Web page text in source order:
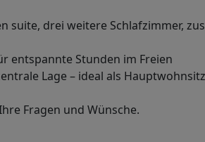
suite, drei weitere Schlafzimmer,
entspannte Stunden im Freien
Lage – ideal als
Fragen und Wünsche.